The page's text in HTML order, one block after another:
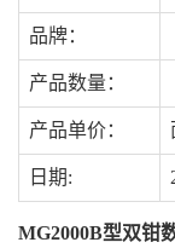
品牌：
产品数量：
产品单价：
日期:
MG2000B型双钳